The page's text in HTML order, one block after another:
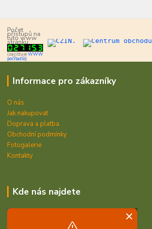
Počet
přístupů na
tuto www
stránku:
(zajišťujeWWW
počítadlo)
Informace pro zákazníky
O nás
Jak nakupovat
Doprava a platba
Obchodní podmínky
Fotogalerie
Kontakty
Kde nás najdete